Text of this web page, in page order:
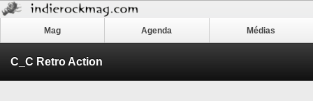
Mag Agenda Médias
C_C Retro Action